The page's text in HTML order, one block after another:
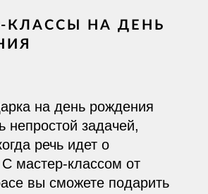
КЛАССЫ НА ДЕНЬ
на день рождения
непростой задачей,
речь идет о
мастер-классом от
вы сможете подарить